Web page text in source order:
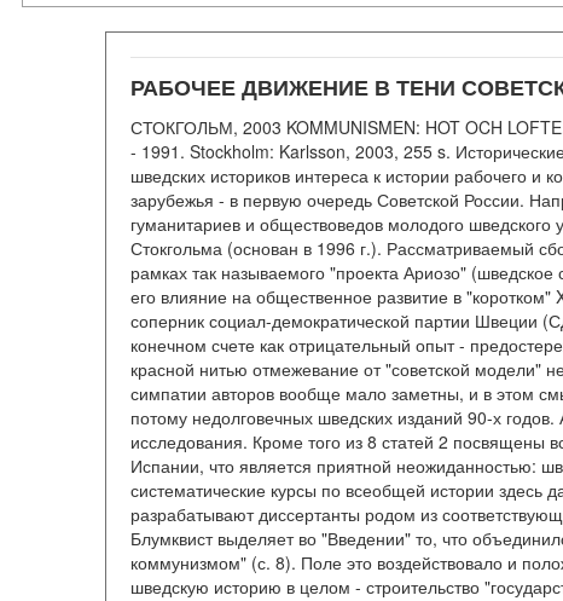
РАБОЧЕЕ ДВИЖЕНИЕ В ТЕНИ
СТОКГОЛЬМ, 2003 KOMMUNISMEN: HOT OCH
- 1991. Stockholm: Karlsson, 2003, 255 s.
шведских историков интереса к истории рабочего и
зарубежья - в первую очередь Советской России.
гуманитариев и обществоведов молодого
Стокгольма (основан в 1996 г.). Рассматриваемый
рамках так называемого "проекта Ариозо"
его влияние на общественное развитие в
соперник социал-демократической партии
конечном счете как отрицательный опыт -
красной нитью отмежевание от "советской модели"
симпатии авторов вообще мало заметны, и в этом
потому недолговечных шведских изданий 90-х
исследования. Кроме того из 8 статей 2 посвящены
Испании, что является приятной неожиданностью:
систематические курсы по всеобщей истории здесь
разрабатывают диссертанты родом из
Блумквист выделяет во "Введении" то, что
коммунизмом" (с. 8). Поле это воздействовало и
шведскую историю в целом - строительство